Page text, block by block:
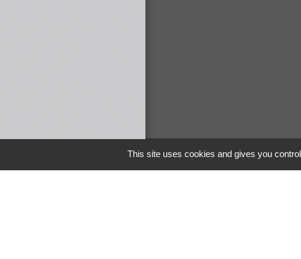
This site uses cookies and gives you